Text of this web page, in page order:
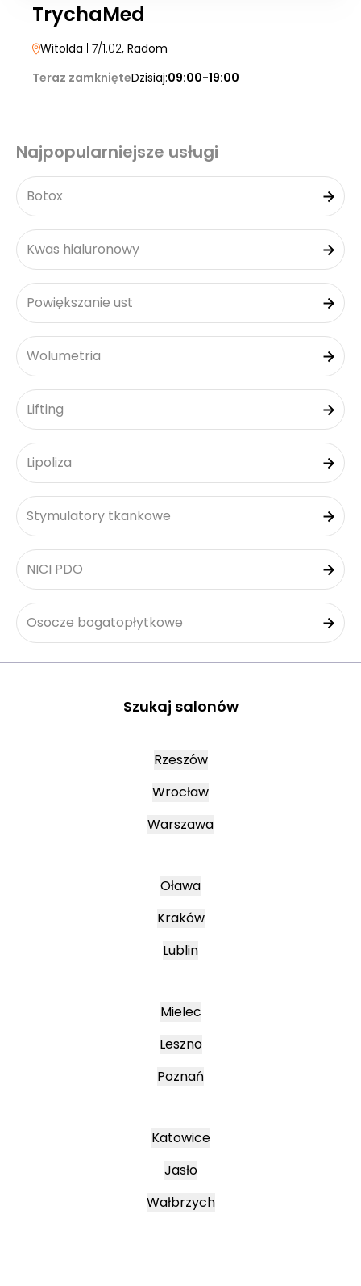
TrychaMed
Witolda | 7/1.02, Radom
Teraz zamknięteDzisiaj:09:00-19:00
Najpopularniejsze usługi
Botox
Kwas hialuronowy
Powiększanie ust
Wolumetria
Lifting
Lipoliza
Stymulatory tkankowe
NICI PDO
Osocze bogatopłytkowe
Szukaj salonów
Rzeszów
Wrocław
Warszawa
Oława
Kraków
Lublin
Mielec
Leszno
Poznań
Katowice
Jasło
Wałbrzych